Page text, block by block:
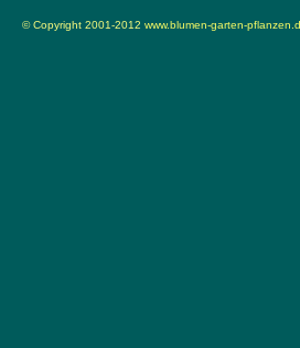
© Copyright 2001-2012 www.blumen-garten-